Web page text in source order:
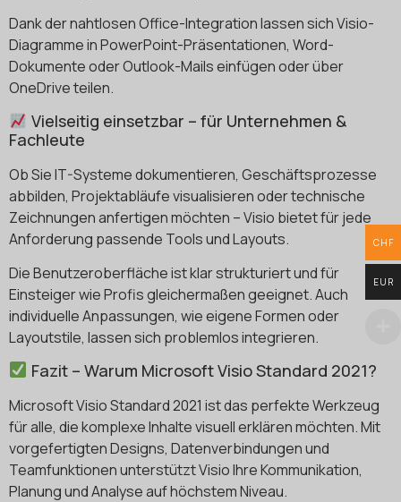
Dank der nahtlosen Office-Integration lassen sich Visio-
Diagramme in PowerPoint-Präsentationen, Word-
Dokumente oder Outlook-Mails einfügen oder über
OneDrive teilen.
Vielseitig einsetzbar – für Unternehmen &
Fachleute
Ob Sie IT-Systeme dokumentieren, Geschäftsprozesse
abbilden, Projektabläufe visualisieren oder technische
Zeichnungen anfertigen möchten – Visio bietet für jede
Anforderung passende Tools und Layouts.
Die Benutzeroberfläche ist klar strukturiert und für
Einsteiger wie Profis gleichermaßen geeignet. Auch
individuelle Anpassungen, wie eigene Formen oder
Layoutstile, lassen sich problemlos integrieren.
Fazit – Warum Microsoft Visio Standard 2021?
Microsoft Visio Standard 2021 ist das perfekte Werkzeug
für alle, die komplexe Inhalte visuell erklären möchten. Mit
vorgefertigten Designs, Datenverbindungen und
Teamfunktionen unterstützt Visio Ihre Kommunikation,
Planung und Analyse auf höchstem Niveau.
CHF
EUR